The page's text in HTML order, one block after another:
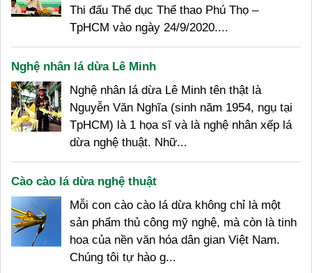
Thi đấu Thể dục Thể thao Phú Thọ –
TpHCM vào ngày 24/9/2020....
Nghệ nhân lá dừa Lê Minh
Nghệ nhân lá dừa Lê Minh tên thật là
Nguyễn Văn Nghĩa (sinh năm 1954, ngụ tại
TpHCM) là 1 họa sĩ và là nghệ nhân xếp lá
dừa nghệ thuật. Nhữ...
Cào cào lá dừa nghệ thuật
Mỗi con cào cào lá dừa không chỉ là một
sản phẩm thủ công mỹ nghệ, mà còn là tinh
hoa của nền văn hóa dân gian Việt Nam.
Chúng tôi tự hào g...